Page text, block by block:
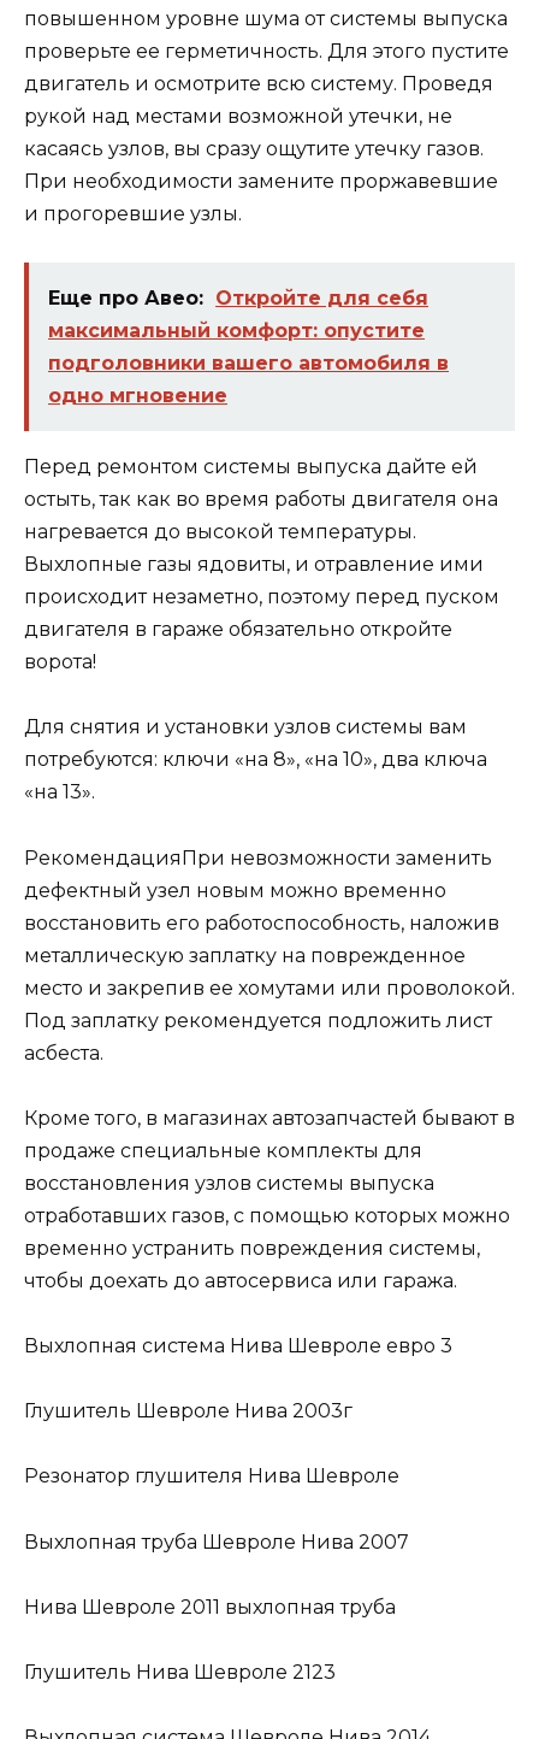
повышенном уровне шума от системы выпуска
проверьте ее герметичность. Для этого пустите
двигатель и осмотрите всю систему. Проведя
рукой над местами возможной утечки, не
касаясь узлов, вы сразу ощутите утечку газов.
При необходимости замените проржавевшие
и прогоревшие узлы.
Еще про Авео: Откройте для себя
максимальный комфорт: опустите
подголовники вашего автомобиля в
одно мгновение
Перед ремонтом системы выпуска дайте ей
остыть, так как во время работы двигателя она
нагревается до высокой температуры.
Выхлопные газы ядовиты, и отравление ими
происходит незаметно, поэтому перед пуском
двигателя в гараже обязательно откройте
ворота!
Для снятия и установки узлов системы вам
потребуются: ключи «на 8», «на 10», два ключа
«на 13».
РекомендацияПри невозможности заменить
дефектный узел новым можно временно
восстановить его работоспособность, наложив
металлическую заплатку на поврежденное
место и закрепив ее хомутами или проволокой.
Под заплатку рекомендуется подложить лист
асбеста.
Кроме того, в магазинах автозапчастей бывают в
продаже специальные комплекты для
восстановления узлов системы выпуска
отработавших газов, с помощью которых можно
временно устранить повреждения системы,
чтобы доехать до автосервиса или гаража.
Выхлопная система Нива Шевроле евро 3
Глушитель Шевроле Нива 2003г
Резонатор глушителя Нива Шевроле
Выхлопная труба Шевроле Нива 2007
Нива Шевроле 2011 выхлопная труба
Глушитель Нива Шевроле 2123